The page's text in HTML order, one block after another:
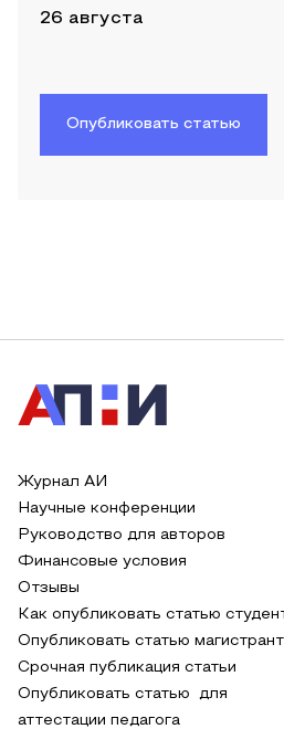
26 августа
Опубликовать статью
Журнал АИ
Научные конференции
Руководство для авторов
Финансовые условия
Отзывы
Как опубликовать статью
Опубликовать статью
Срочная публикация статьи
Опубликовать статью для
аттестации педагога